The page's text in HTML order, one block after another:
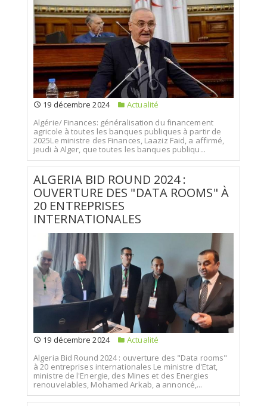
19 décembre 2024
Actualité
Algérie/ Finances: généralisation du financement
agricole à toutes les banques publiques à partir de
2025Le ministre des Finances, Laaziz Faid, a affirmé,
jeudi à Alger, que toutes les banques publiqu...
ALGERIA BID ROUND 2024 :
OUVERTURE DES "DATA ROOMS" À
20 ENTREPRISES
INTERNATIONALES
19 décembre 2024
Actualité
Algeria Bid Round 2024 : ouverture des "Data rooms"
à 20 entreprises internationales Le ministre d'Etat,
ministre de l'Energie, des Mines et des Energies
renouvelables, Mohamed Arkab, a annoncé,...